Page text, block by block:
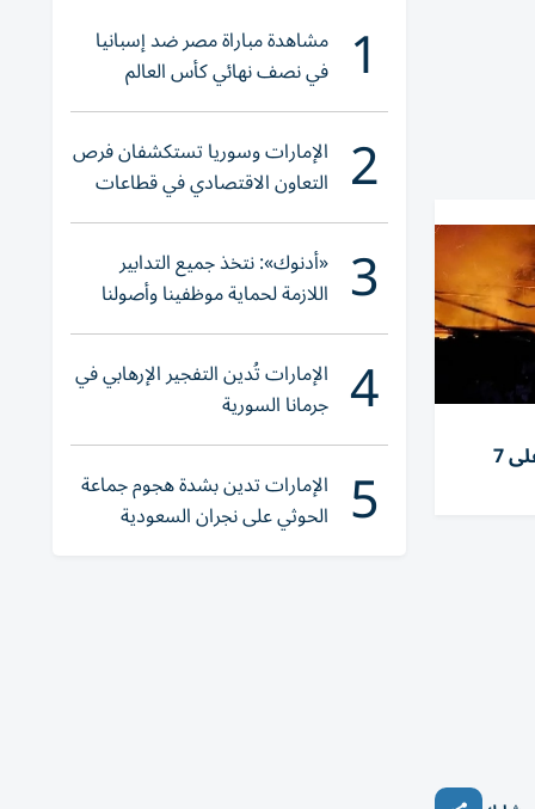
روسيا تشن هجمات متزامنة على 7
1 مشاهدة مباراة مصر ضد إسبانيا
في نصف نهائي كأس العالم
لناشئات اليد 2026
2 الإمارات وسوريا تستكشفان فرص
التعاون الاقتصادي في قطاعات
حيوية
3 «أدنوك»: نتخذ جميع التدابير
اللازمة لحماية موظفينا وأصولنا
وعملياتنا
4 الإمارات تُدين التفجير الإرهابي في
جرمانا السورية
5 الإمارات تدين بشدة هجوم جماعة
الحوثي على نجران السعودية